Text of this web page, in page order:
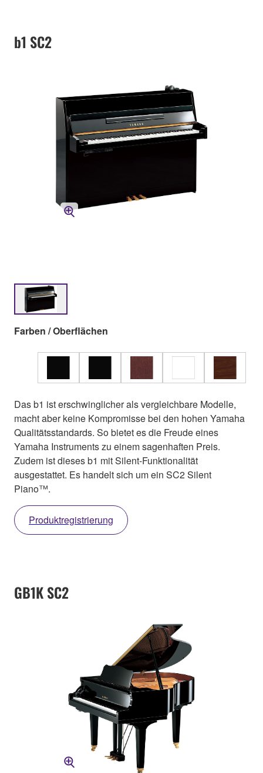
b1 SC2
Farben / Oberflächen
Das b1 ist erschwinglicher als vergleichbare Modelle,
macht aber keine Kompromisse bei den hohen Yamaha
Qualitätsstandards. So bietet es die Freude eines
Yamaha Instruments zu einem sagenhaften Preis.
Zudem ist dieses b1 mit Silent-Funktionalität
ausgestattet. Es handelt sich um ein SC2 Silent
Piano™.
Produktregistrierung
GB1K SC2